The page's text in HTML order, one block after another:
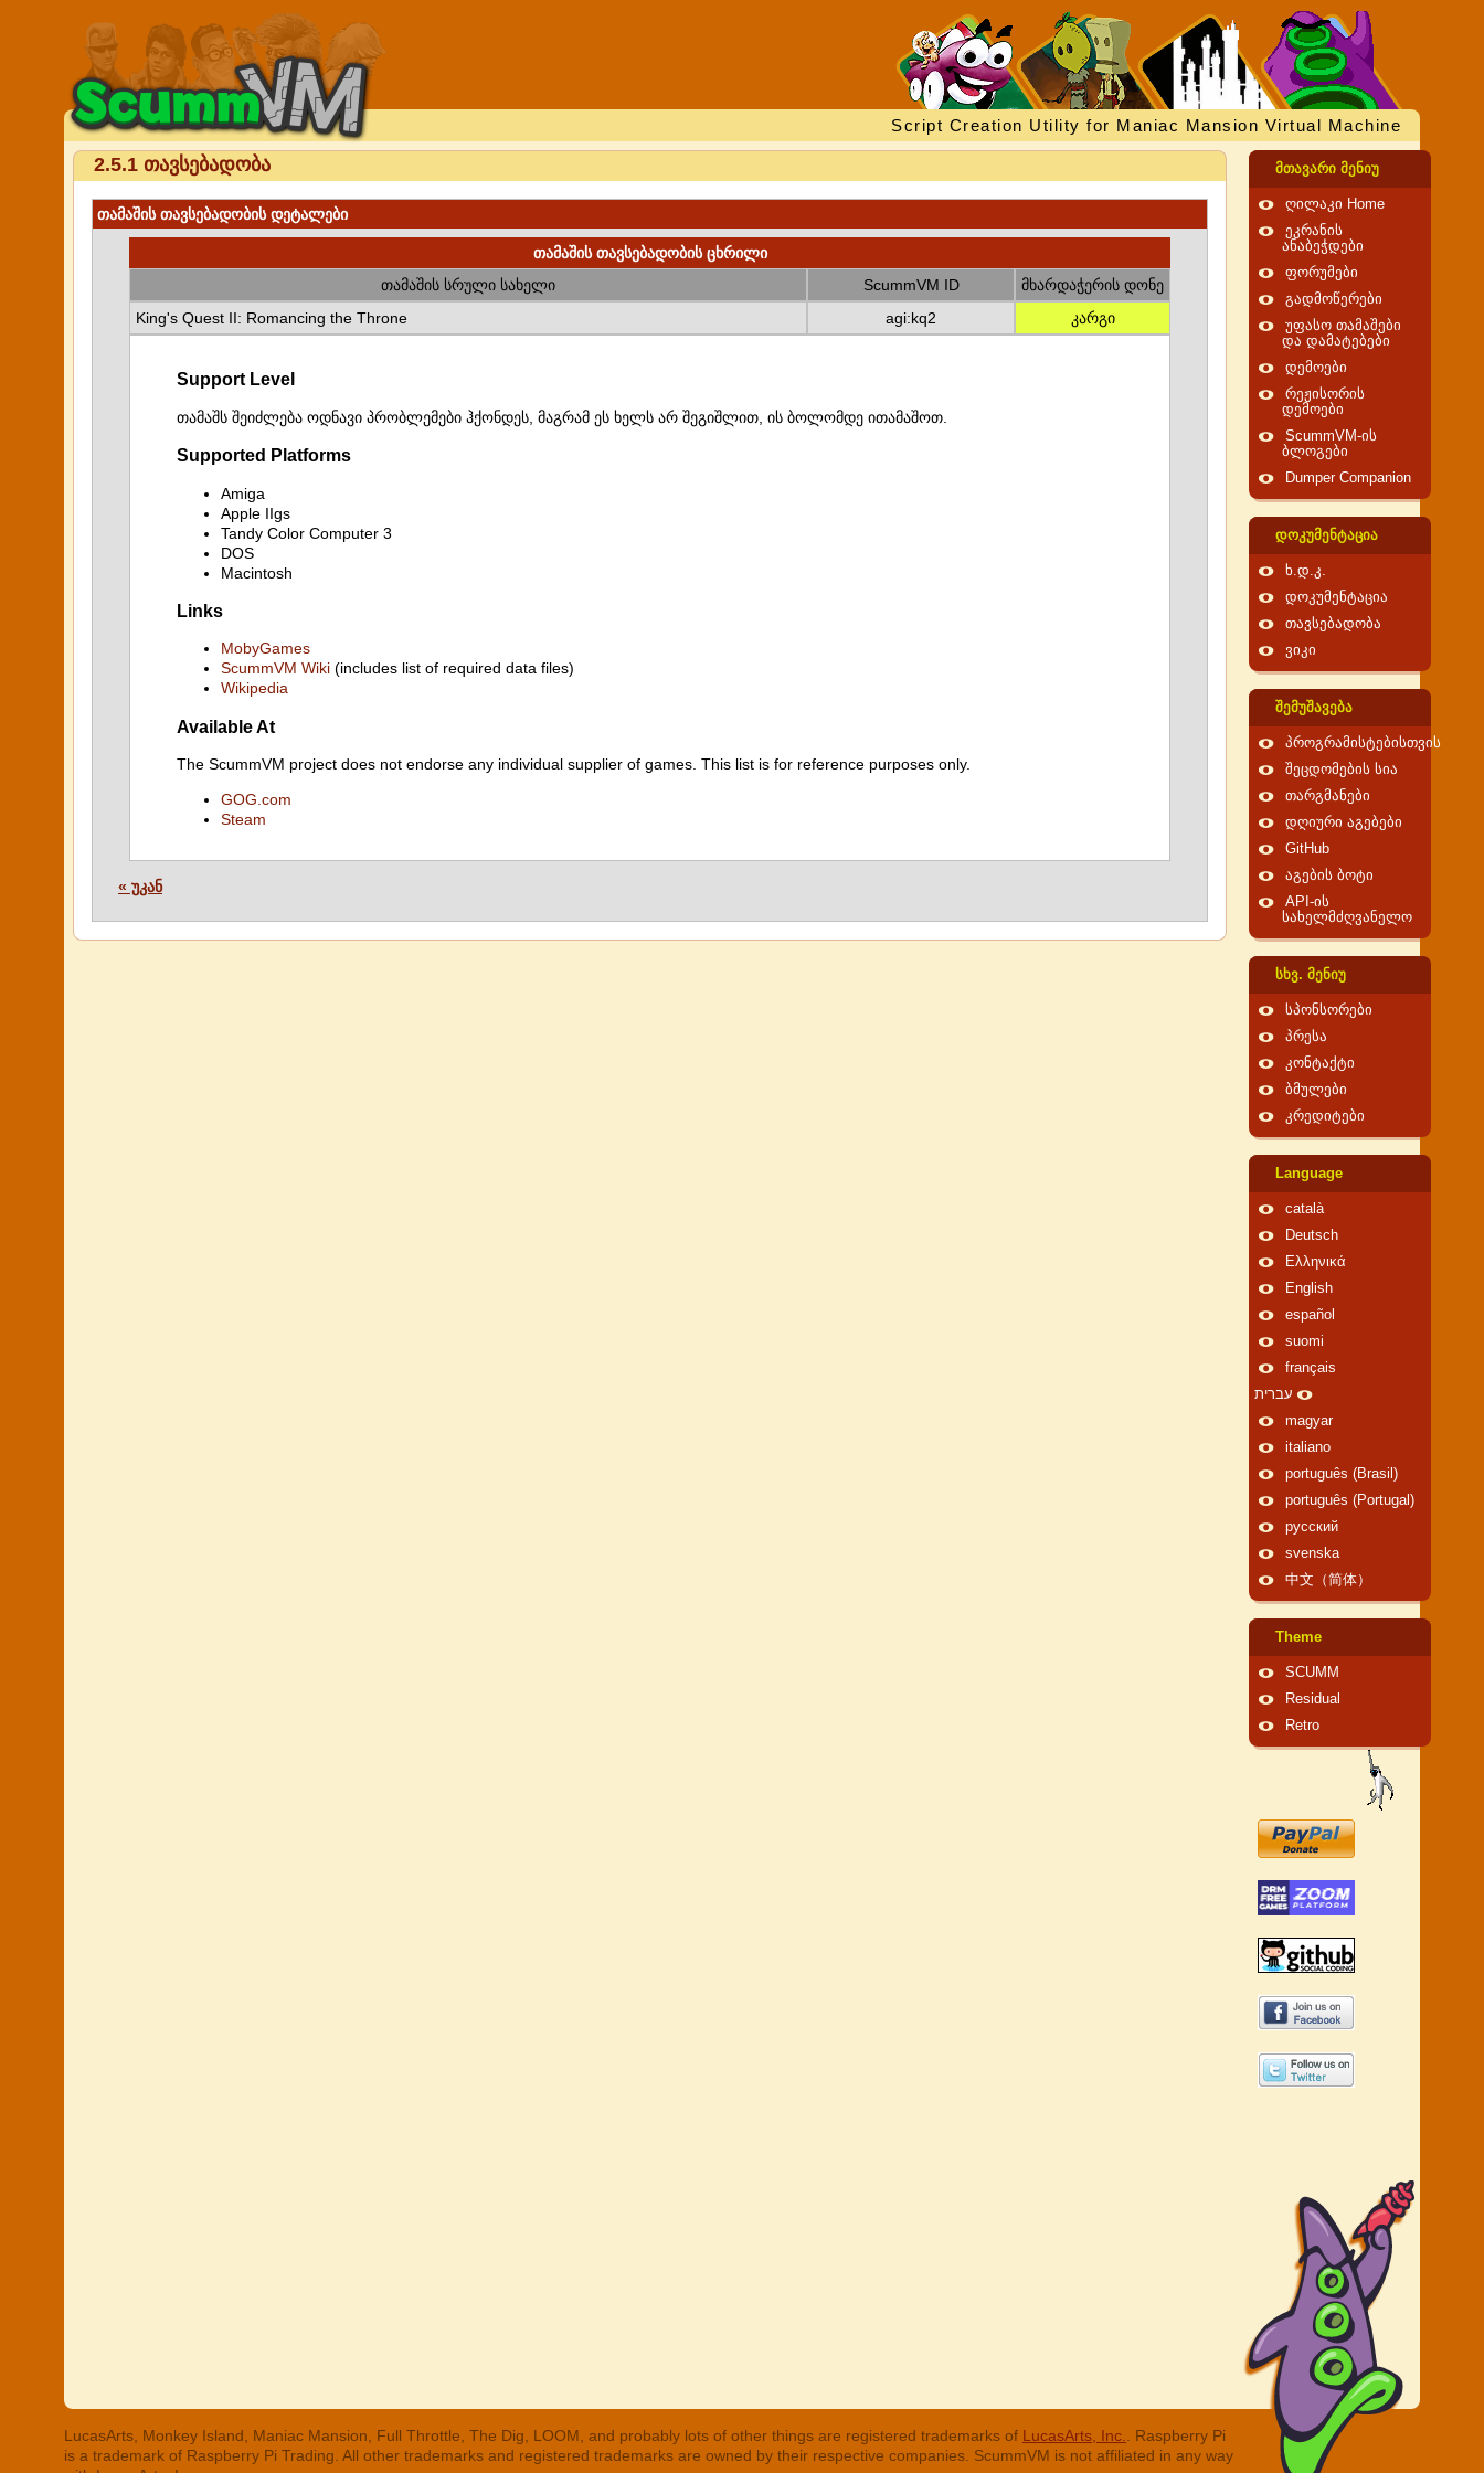
Script Creation Utility for Maniac Mansion Virtual Machine
2.5.1 თავსებადობა
თამაშის თავსებადობის დეტალები
თამაშის თავსებადობის ცხრილი
თამაშის სრული სახელი
ScummVM ID
მხარდაჭერის დონე
King's Quest II: Romancing the Throne
agi:kq2 კარგი
Support Level
თამაშს შეიძლება ოდნავი პრობლემები ჰქონდეს, მაგრამ ეს ხელს არ შეგიშლით, ის ბოლომდე ითამაშოთ.
Supported Platforms
Amiga
Apple IIgs
Tandy Color Computer 3
DOS
Macintosh
Links
MobyGames
ScummVM Wiki (includes list of required data files)
Wikipedia
Available At
The ScummVM project does not endorse any individual supplier of games. This list is for reference purposes only.
GOG.com
Steam
« უკან
მთავარი მენიუ
ღილაკი Home
ეკრანის
ანაბეჭდები
ფორუმები
გადმოწერები
უფასო თამაშები
და დამატებები
დემოები
რეჟისორის
დემოები
ScummVM-ის
ბლოგები
Dumper Companion
დოკუმენტაცია
ხ.დ.კ.
დოკუმენტაცია
თავსებადობა
ვიკი
შემუშავება
პროგრამისტებისთვის
შეცდომების სია
თარგმანები
დღიური აგებები
GitHub
აგების ბოტი
API-ის
სახელმძღვანელო
სხვ. მენიუ
სპონსორები
პრესა
კონტაქტი
ბმულები
კრედიტები
Language
català
Deutsch
Ελληνικά
English
español
suomi
français
עברית
magyar
italiano
português (Brasil)
português (Portugal)
русский
svenska
中文（简体）
Theme
SCUMM
Residual
Retro
LucasArts, Monkey Island, Maniac Mansion, Full Throttle, The Dig, LOOM, and probably lots of other things are registered trademarks of LucasArts, Inc.
. Raspberry Pi
is a trademark of Raspberry Pi Trading. All other trademarks and registered trademarks are owned by their respective companies. ScummVM is not affiliated in any way